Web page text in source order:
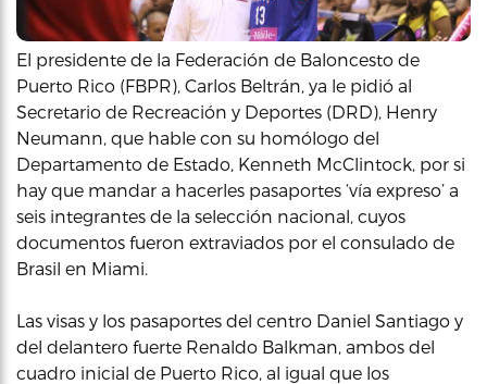
El presidente de la Federación de Baloncesto de
Puerto Rico (FBPR), Carlos Beltrán, ya le pidió al
Secretario de Recreación y Deportes (DRD), Henry
Neumann, que hable con su homólogo del
Departamento de Estado, Kenneth McClintock, por si
hay que mandar a hacerles pasaportes ‘vía expreso’ a
seis integrantes de la selección nacional, cuyos
documentos fueron extraviados por el consulado de
Brasil en Miami.
Las visas y los pasaportes del centro Daniel Santiago y
del delantero fuerte Renaldo Balkman, ambos del
cuadro inicial de Puerto Rico, al igual que los